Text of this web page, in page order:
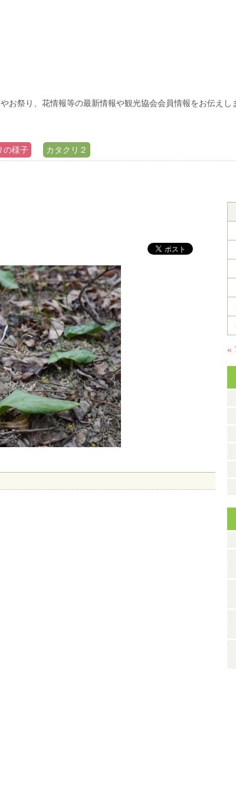
お祭り、花情報等の最新情報や観光協会会員情報をお伝えし
の様子 カタクリ２
«